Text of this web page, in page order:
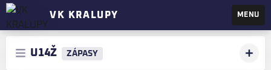
VK KRALUPY MENU
U14Ž ZÁPASY